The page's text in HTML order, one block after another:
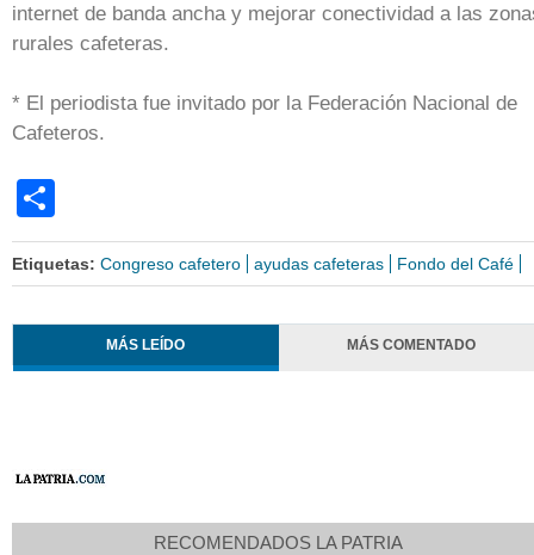
internet de banda ancha y mejorar conectividad a las
rurales cafeteras.
* El periodista fue invitado por la Federación Nacional de
Cafeteros.
Etiquetas: Congreso cafetero ayudas cafeteras Fondo del Café
MÁS LEÍDO MÁS COMENTADO
RECOMENDADOS LA PATRIA